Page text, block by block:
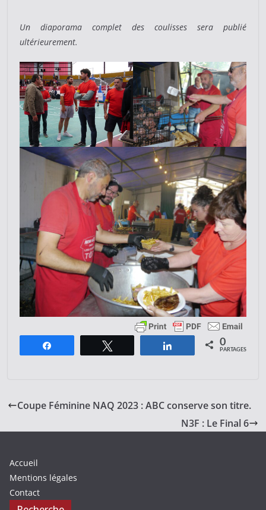
Un diaporama complet des coulisses sera publié
ultérieurement.
Partagez 0
PARTAGES
Coupe Féminine NAQ 2023 : ABC conserve son titre.
N3F : Le Final 6
Accueil
Mentions légales
Contact